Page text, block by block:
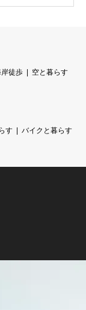
徒歩
空と暮らす
す
バイクと暮らす